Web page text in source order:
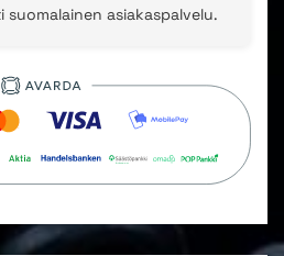
asiakaspalvelu.